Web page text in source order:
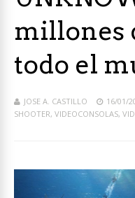
millones
todo el
JOSE A. CASTILLO 16/01/
SHOOTER, VIDEOCONSOLAS,